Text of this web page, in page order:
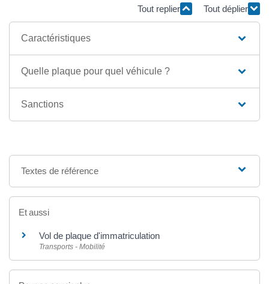
Tout replier Tout déplier
Caractéristiques
Quelle plaque pour quel véhicule ?
Sanctions
Textes de référence
Et aussi
Vol de plaque d'immatriculation
Transports - Mobilité